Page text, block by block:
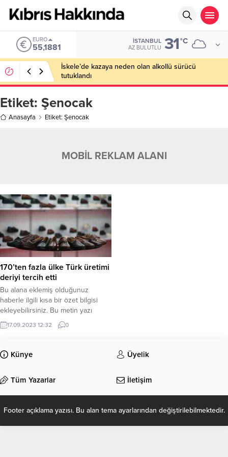
EURO
55,1881
İSTANBUL
AZ BULUTLU 31°C
İskele’de kazaya neden olan alkollü sürücü
tutuklandı
Etiket: Şenocak
Anasayfa Etiket: Şenocak
MOBİL REKLAM ALANI
170’ten fazla ülke Türk üretimi
deriyi tercih etti
Bu alana eklemiş olduğunuz
haberle ilgili kısa bir özet bilgisi
ekleyebilirsiniz. Bu metin yazı
düzenleme sayfasında “Özet”
bölümünden eklenebilir. Özet
olarak bu şekilde gösterilir,
eklenmemişse bu alan boş kalır.
17.09.2023 12:32 0
Künye Üyelik
Tüm Yazarlar İletişim
Footer açıklama yazısı. Bu alan tema ayarlarından değiştirilebilmektedir.